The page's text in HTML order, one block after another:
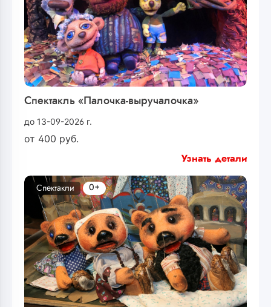
Спектакль «Палочка-выручалочка»
до 13-09-2026 г.
от 400 руб.
Узнать детали
Спектакли 0+